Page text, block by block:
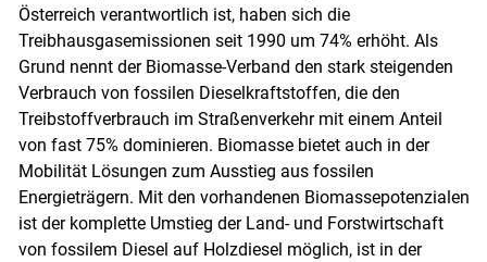
Österreich verantwortlich ist, haben sich die
Treibhausgasemissionen seit 1990 um 74% erhöht. Als
Grund nennt der Biomasse-Verband den stark steigenden
Verbrauch von fossilen Dieselkraftstoffen, die den
Treibstoffverbrauch im Straßenverkehr mit einem Anteil
von fast 75% dominieren. Biomasse bietet auch in der
Mobilität Lösungen zum Ausstieg aus fossilen
Energieträgern. Mit den vorhandenen Biomassepotenzialen
ist der komplette Umstieg der Land- und Forstwirtschaft
von fossilem Diesel auf Holzdiesel möglich, ist in der